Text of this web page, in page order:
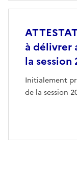
à délivrer
la session
Initialement
de la session